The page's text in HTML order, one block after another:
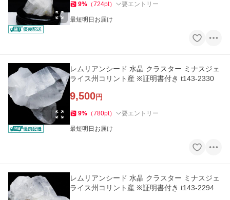
9% （724pt） 要エントリー
最短明日お届け
レムリアンシード 水晶 クラスター ミナスジェ
ライス州コリント産 ※証明書付き t143-2330
9,500円
9% （780pt） 要エントリー
最短明日お届け
レムリアンシード 水晶 クラスター ミナスジェ
ライス州コリント産 ※証明書付き t143-2294